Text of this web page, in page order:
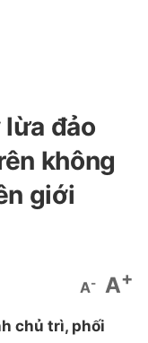
đảo
không
giới
A- A+
chủ trì, phối